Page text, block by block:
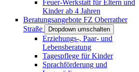
Feuer-Werkstatt für Eltern und
Kinder ab 4 Jahren
Beratungsangebote FZ Oberrather
Straße
Dropdown umschalten
Erziehungs-, Paar- und
Lebensberatung
Tagespflege für Kinder
Sprachförderung und